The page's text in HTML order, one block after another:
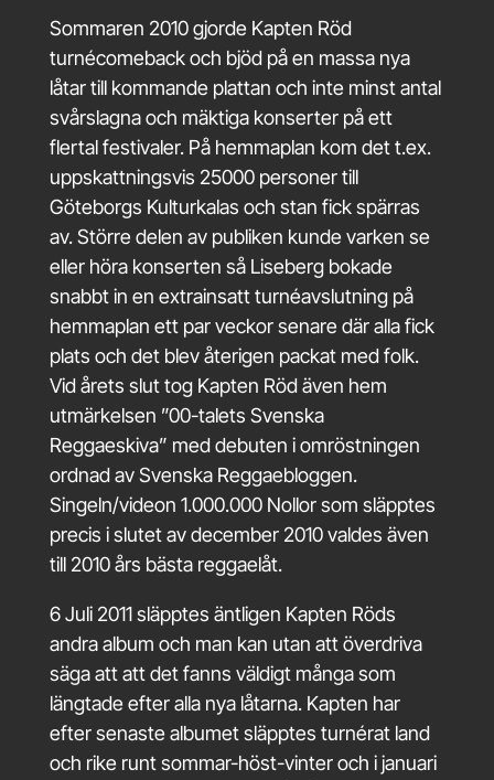
Sommaren 2010 gjorde Kapten Röd
turnécomeback och bjöd på en massa nya
låtar till kommande plattan och inte minst antal
svårslagna och mäktiga konserter på ett
flertal festivaler. På hemmaplan kom det t.ex.
uppskattningsvis 25000 personer till
Göteborgs Kulturkalas och stan fick spärras
av. Större delen av publiken kunde varken se
eller höra konserten så Liseberg bokade
snabbt in en extrainsatt turnéavslutning på
hemmaplan ett par veckor senare där alla fick
plats och det blev återigen packat med folk.
Vid årets slut tog Kapten Röd även hem
utmärkelsen ”00-talets Svenska
Reggaeskiva” med debuten i omröstningen
ordnad av Svenska Reggaebloggen.
Singeln/videon 1.000.000 Nollor som släpptes
precis i slutet av december 2010 valdes även
till 2010 års bästa reggaelåt.
6 Juli 2011 släpptes äntligen Kapten Röds
andra album och man kan utan att överdriva
säga att att det fanns väldigt många som
längtade efter alla nya låtarna. Kapten har
efter senaste albumet släpptes turnérat land
och rike runt sommar-höst-vinter och i januari